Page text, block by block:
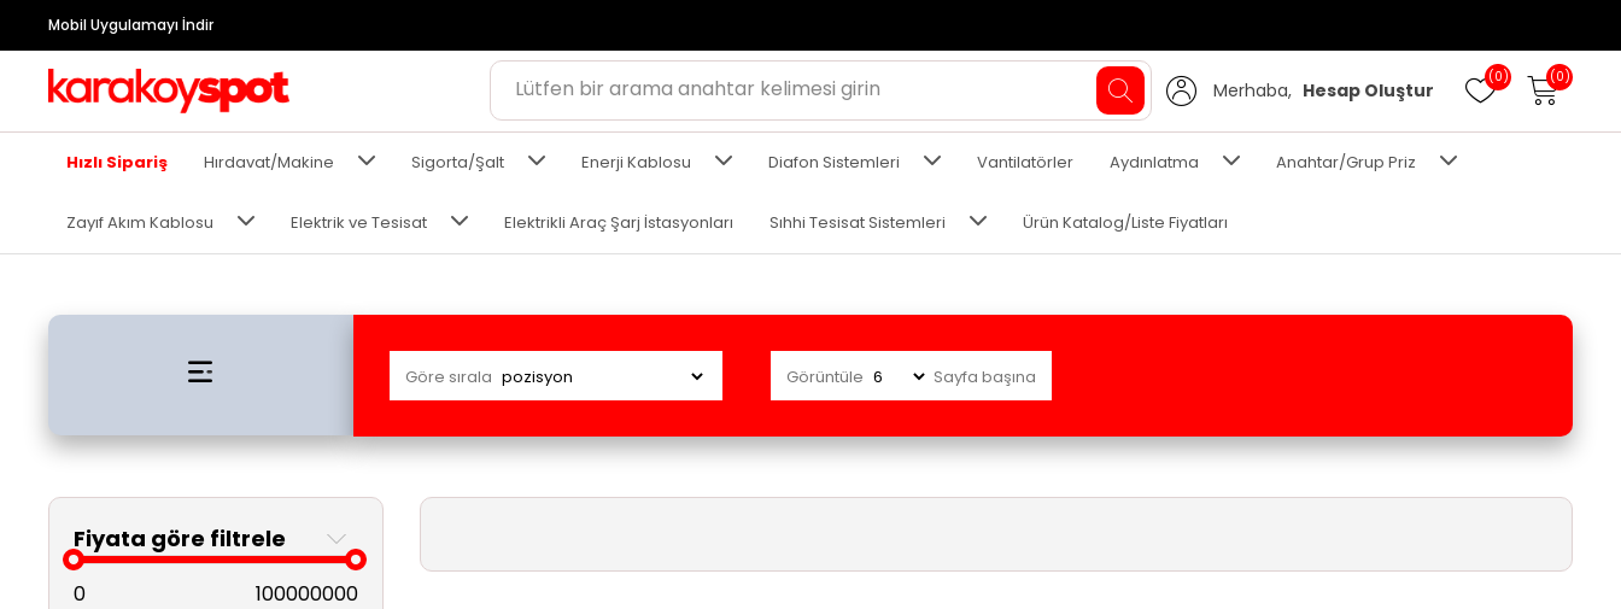
Mobil Uygulamayı İndir
Merhaba, Hesap Oluştur
(0) (0)
Hızlı Sipariş Hırdavat/Makine Sigorta/Şalt Enerji Kablosu Diafon Sistemleri Vantilatörler Aydınlatma Anahtar/Grup Priz
Zayıf Akım Kablosu Elektrik ve Tesisat Elektrikli Araç Şarj İstasyonları Sıhhi Tesisat Sistemleri Ürün Katalog/Liste Fiyatları
Göre sırala Görüntüle Sayfa başına
Fiyata göre filtrele
0 100000000